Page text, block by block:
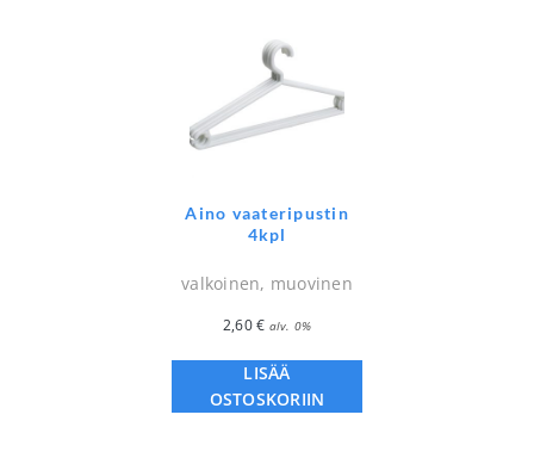
Aino vaateripustin
4kpl
valkoinen, muovinen
2,60€ alv. 0%
LISÄÄ
OSTOSKORIIN